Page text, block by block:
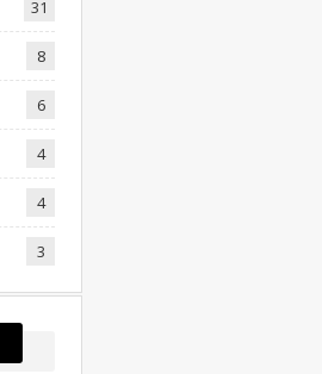
31
8
6
4
4
3